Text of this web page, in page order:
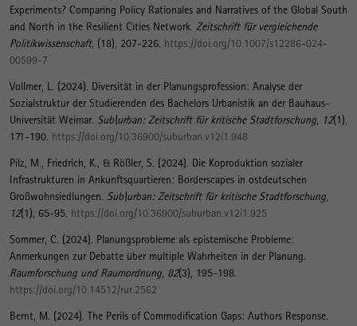
Experiments? Comparing Policy Rationales and Narratives of the Global South
and North in the Resilient Cities Network Zeitschrift für vergleichende
Politikwissenschaft, (18), 207-226. https://doi.org/10.1007/s12286-024-
00599-7
Vollmer, L. (2024). Diversität in der Planungsprofession: Analyse der
Sozialstruktur der Studierenden des Bachelors Urbanistik an der Bauhaus-
Universität Weimar. Sub\urban: Zeitschrift für kritische Stadtforschung 12(1),
171-190. https://doi.org/10.36900/suburban.v12i1.948
Pilz, M. , Friedrich, K., & Rößler, S. (2024). Die Koproduktion sozialer
Infrastrukturen in Ankunftsquartieren: Borderscapes in ostdeutschen
Großwohnsiedlungen
Sub\urban: Zeitschrift für kritische Stadtforschung
12(1), 65-95. https://doi.org/10.36900/suburban.v12i1.925
Sommer, C. (2024). Planungsprobleme als epistemische Probleme:
Anmerkungen zur Debatte über multiple Wahrheiten in der Planung
Raumforschung und Raumordnung 82(3), 195-198.
https://doi.org/10.14512/rur.2562
Bernt, M. (2024). The Perils of Commodification Gaps: Authors Response